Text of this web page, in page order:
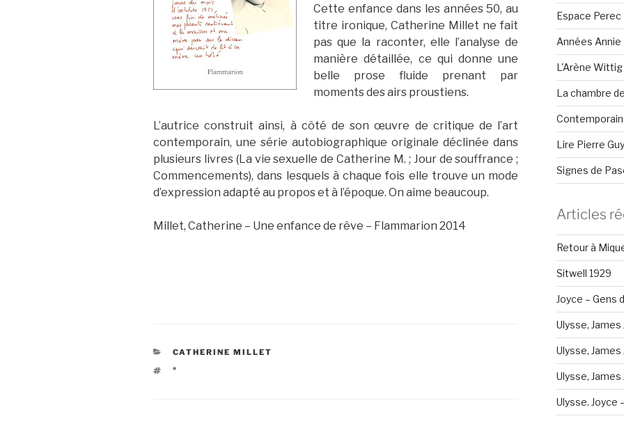
Cette enfance dans les années 50, au
titre ironique, Catherine Millet ne fait
pas que la raconter, elle l’analyse de
manière détaillée, ce qui donne une
belle prose fluide prenant par
moments des airs proustiens.
L’autrice construit ainsi, à côté de son œuvre de critique de l’art
contemporain, une série autobiographique originale déclinée dans
plusieurs livres (La vie sexuelle de Catherine M. ; Jour de souffrance ;
Commencements), dans lesquels à chaque fois elle trouve un mode
d’expression adapté au propos et à l’époque. On aime beaucoup.
Millet, Catherine – Une enfance de rêve – Flammarion 2014
CATÉGORIES
CATHERINE MILLET
ÉTIQUETTES
°
Espace Perec
Années Annie
L'Arène Wittig
La chambre
Lire Pierre
Signes de
Articles
Retour à
Sitwell 1929
Joyce – Gens
Ulysse, James
Ulysse, James
Ulysse, James
Ulysse. Joyce